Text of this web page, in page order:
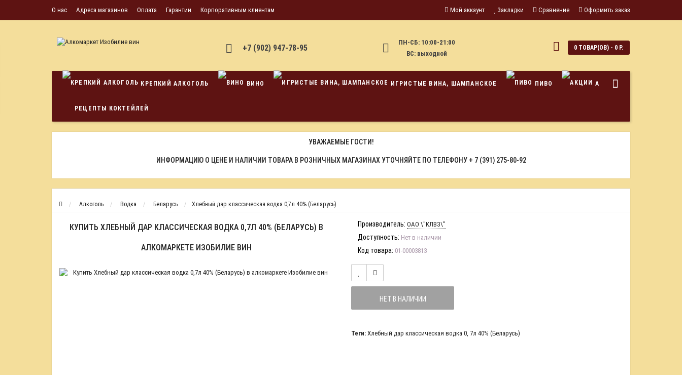
О нас Адреса магазинов Оплата Гарантии Корпоративным клиентам Мой аккаунт Закладки Сравнение Оформить заказ
+7 (902) 947-78-95
ПН-СБ: 10:00-21:00
ВС: выходной
0 ТОВАР(ОВ) - 0 Р.
КРЕПКИЙ АЛКОГОЛЬ ВИНО ИГРИСТЫЕ ВИНА, ШАМПАНСКОЕ ПИВО АКЦИИ
РЕЦЕПТЫ КОКТЕЙЛЕЙ
УВАЖАЕМЫЕ ГОСТИ!
ИНФОРМАЦИЮ О ЦЕНЕ И НАЛИЧИИ ТОВАРА В РОЗНИЧНЫХ МАГАЗИНАХ УТОЧНЯЙТЕ ПО ТЕЛЕФОНУ + 7 (391) 275-80-92
Алкоголь Водка Беларусь Хлебный дар классическая водка 0,7л 40% (Беларусь)
КУПИТЬ ХЛЕБНЫЙ ДАР КЛАССИЧЕСКАЯ ВОДКА 0,7Л 40% (БЕЛАРУСЬ) В
АЛКОМАРКЕТЕ ИЗОБИЛИЕ ВИН
Производитель: ОАО \"КЛВЗ\"
Доступность: Нет в наличии
Код товара: 01-00003813
НЕТ В НАЛИЧИИ
Теги: Хлебный дар классическая водка 0, 7л 40% (Беларусь)